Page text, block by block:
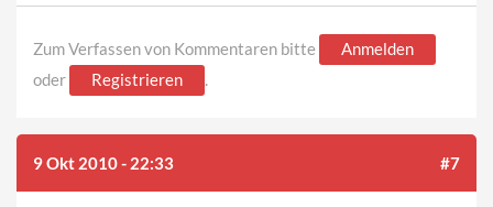
Zum Verfassen von Kommentaren bitte
Anmelden
oder
Registrieren .
9 Okt 2010 - 22:33 #7